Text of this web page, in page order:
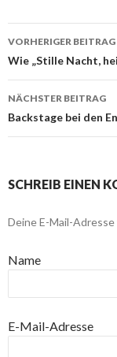
VORHERIGER BEITRAG
Wie „Stille Nacht,
NÄCHSTER BEITRAG
Backstage bei den
SCHREIB EINEN
Deine E-Mail-
Name
E-Mail-Adresse